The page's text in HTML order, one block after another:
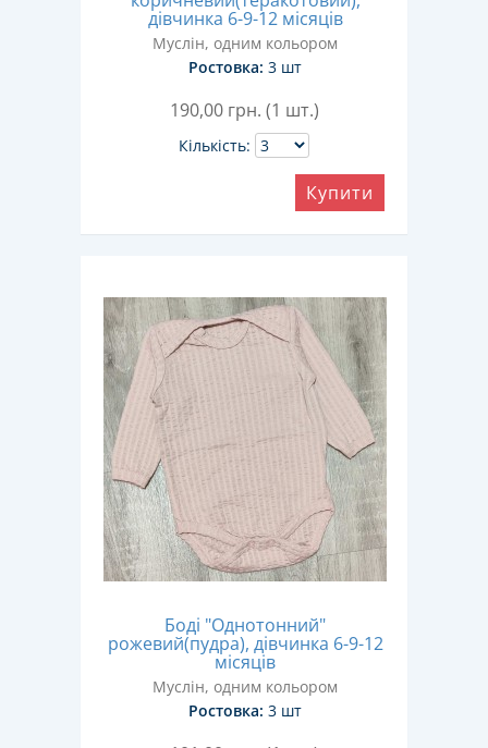
дівчинка 6-9-12 місяців
Муслін, одним кольором
Ростовка: 3 шт
190,00 грн. (1 шт.)
Кількість:
Купити
Боді "Однотонний"
рожевий(пудра), дівчинка 6-9-12
місяців
Муслін, одним кольором
Ростовка: 3 шт